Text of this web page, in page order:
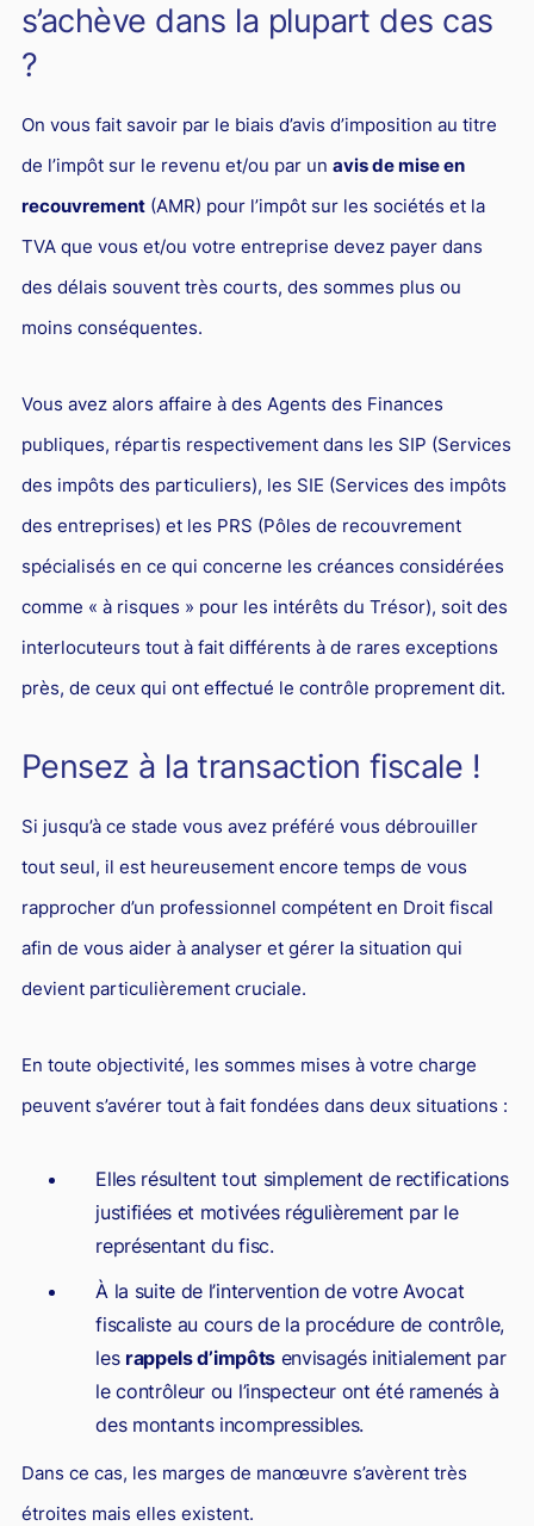
s’achève dans la plupart des cas
?
On vous fait savoir par le biais d’avis d’imposition au titre
de l’impôt sur le revenu et/ou par un avis de mise en
recouvrement(AMR) pour l’impôt sur les sociétés et la
TVA que vous et/ou votre entreprise devez payer dans
des délais souvent très courts, des sommes plus ou
moins conséquentes.
Vous avez alors affaire à des Agents des Finances
publiques, répartis respectivement dans les SIP (Services
des impôts des particuliers), les SIE (Services des impôts
des entreprises) et les PRS (Pôles de recouvrement
spécialisés en ce qui concerne les créances considérées
comme « à risques » pour les intérêts du Trésor), soit des
interlocuteurs tout à fait différents à de rares exceptions
près, de ceux qui ont effectué le contrôle proprement dit.
Pensez à la transaction fiscale !
Si jusqu’à ce stade vous avez préféré vous débrouiller
tout seul, il est heureusement encore temps de vous
rapprocher d’un professionnel compétent en Droit fiscal
afin de vous aider à analyser et gérer la situation qui
devient particulièrement cruciale.
En toute objectivité, les sommes mises à votre charge
peuvent s’avérer tout à fait fondées dans deux situations :
Elles résultent tout simplement de rectifications
justifiées et motivées régulièrement par le
représentant du fisc.
À la suite de l’intervention de votre Avocat
fiscaliste au cours de la procédure de contrôle,
les rappels d’impôtsenvisagés initialement par
le contrôleur ou l’inspecteur ont été ramenés à
des montants incompressibles.
Dans ce cas, les marges de manœuvre s’avèrent très
étroites mais elles existent.